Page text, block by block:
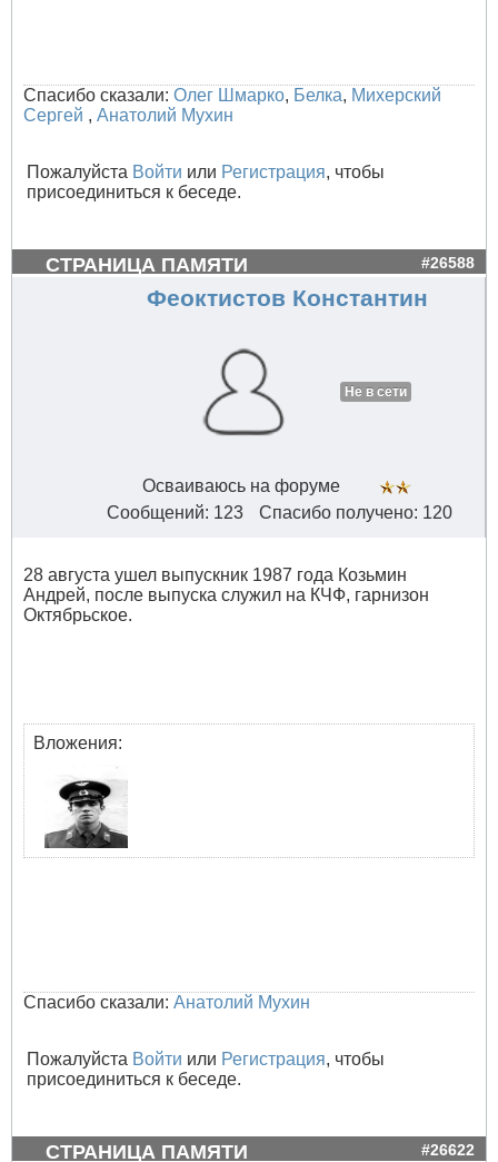
Спасибо сказали: Олег Шмарко, Белка, Михерский
Сергей , Анатолий Мухин
Пожалуйста Войти или Регистрация, чтобы
присоединиться к беседе.
СТРАНИЦА ПАМЯТИ #26588
Феоктистов Константин
Не в сети
Осваиваюсь на форуме
Сообщений: 123
Спасибо получено: 120
28 августа ушел выпускник 1987 года Козьмин
Андрей, после выпуска служил на КЧФ, гарнизон
Октябрьское.
Вложения:
Спасибо сказали: Анатолий Мухин
Пожалуйста Войти или Регистрация, чтобы
присоединиться к беседе.
СТРАНИЦА ПАМЯТИ #26622